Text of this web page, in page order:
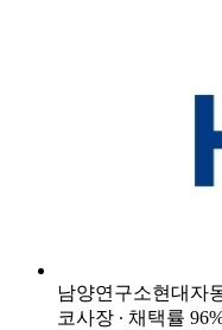
남양연구소현대자
코사장 ∙ 채택률 96